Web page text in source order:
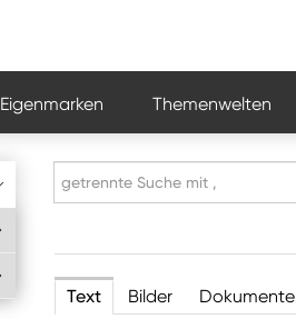
Eigenmarken Themenwelten
Text Bilder
Dokumente